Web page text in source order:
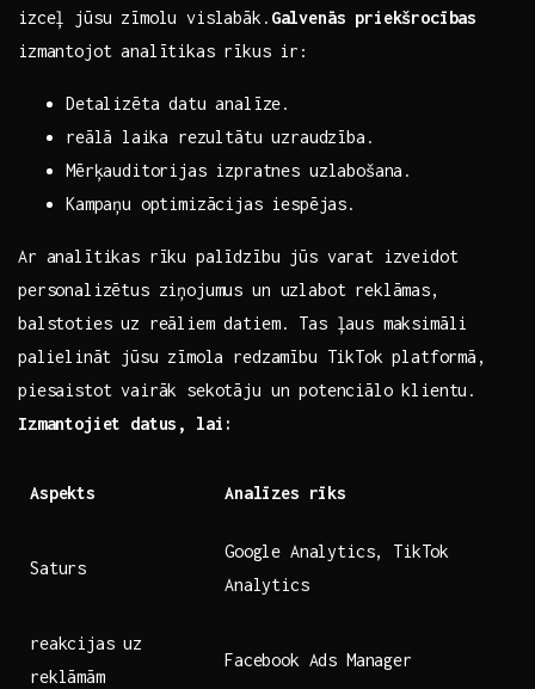
izceļ jūsu zīmolu vislabāk. Galvenās priekšrocības
‌izmantojot analītikas rīkus ⁣ir:
Detalizēta datu analīze.
reālā ⁤laika rezultātu uzraudzība.
Mērķauditorijas izpratnes uzlabošana.
Kampaņu optimizācijas ⁢iespējas.
Ar‌ analītikas rīku palīdzību jūs varat izveidot
personalizētus‌ ziņojumus un uzlabot ‌reklāmas,
balstoties uz reāliem ‌datiem. Tas ļaus maksimāli
⁣palielināt jūsu zīmola redzamību TikTok platformā,​
piesaistot vairāk sekotāju un potenciālo klientu.
Izmantojiet‍ datus, lai:
Aspekts Analīzes rīks
Saturs
Google‌ Analytics, ‍TikTok
Analytics
reakcijas uz​
reklāmām
Facebook Ads Manager